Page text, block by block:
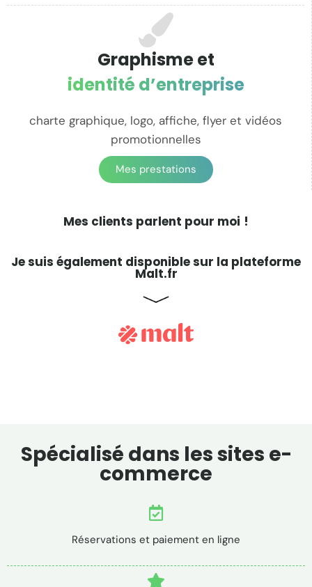
Graphisme et
identité d’entreprise
charte graphique, logo, affiche, flyer et vidéos
promotionnelles
Mes prestations
Mes clients parlent pour moi !
Je suis également disponible sur la plateforme
Malt.fr
Spécialisé dans les sites e-
commerce
Réservations et paiement en ligne